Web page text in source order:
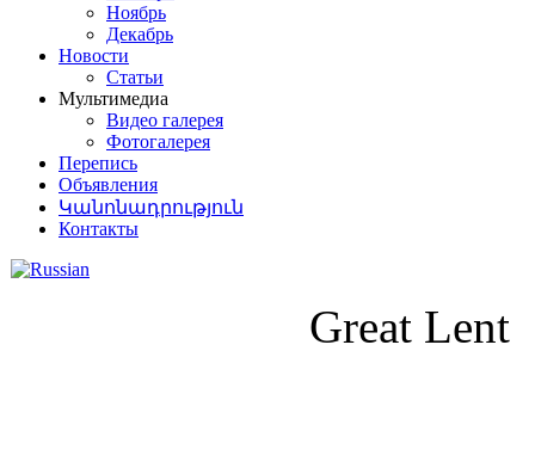
Ноябрь
Декабрь
Новости
Статьи
Мультимедиа
Видео галерея
Фотогалерея
Перепись
Объявления
Կանոնադրություն
Контакты
Great Lent